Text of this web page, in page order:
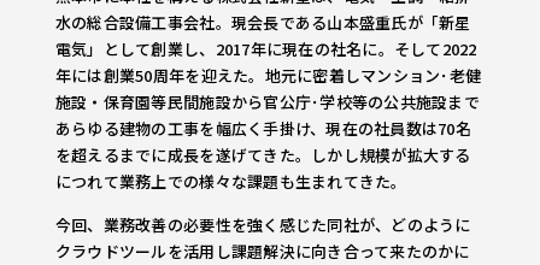
水の総合設備工事会社。現会長である山本盛重氏が「新星
電気」として創業し、2017年に現在の社名に。そして2022
年には創業50周年を迎えた。地元に密着しマンション･老健
施設・保育園等民間施設から官公庁･学校等の公共施設まで
あらゆる建物の工事を幅広く手掛け、現在の社員数は70名
を超えるまでに成長を遂げてきた。しかし規模が拡大する
につれて業務上での様々な課題も生まれてきた。
今回、業務改善の必要性を強く感じた同社が、どのように
クラウドツールを活用し課題解決に向き合って来たのかに